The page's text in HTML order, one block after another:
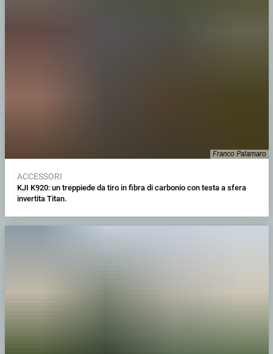
Franco Palamaro
ACCESSORI
KJI K920: un treppiede da tiro in fibra di carbonio con testa a sfera
invertita Titan.